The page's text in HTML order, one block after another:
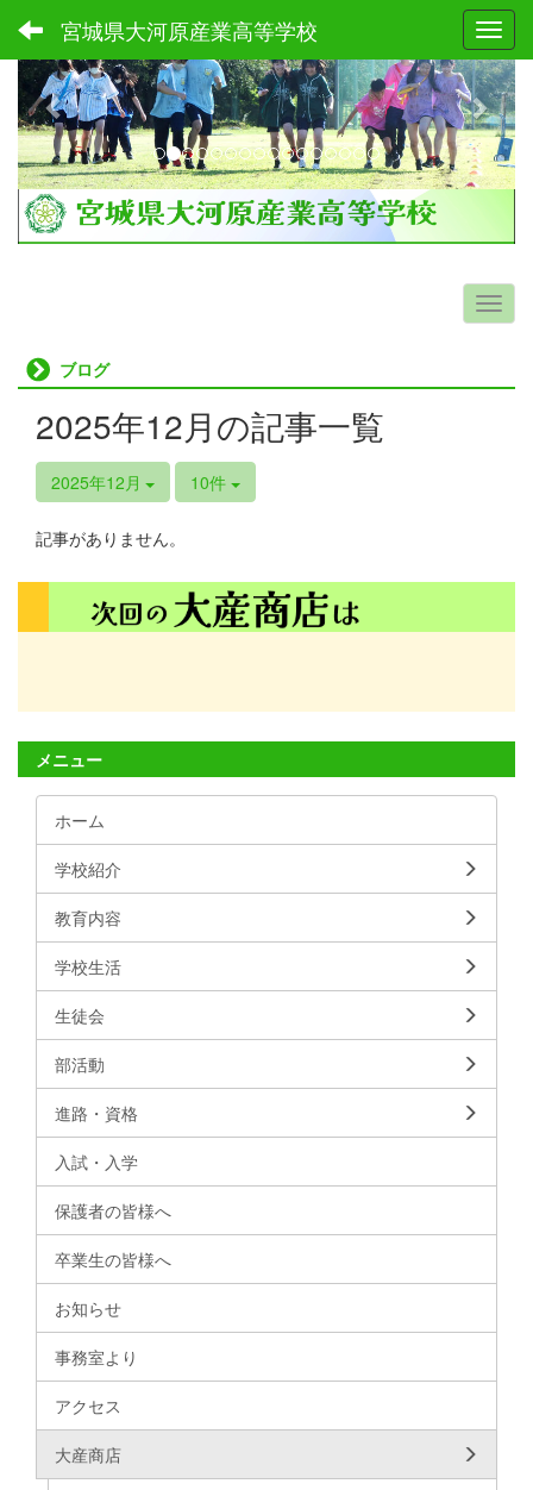
宮城県大河原産業高等学校
p
r
e
v
i
o
u
n
e
x
t
ブログ
2025年12月の記事一覧
2025年12月 10件
記事がありません。
メニュー
ホーム
学校紹介
教育内容
学校生活
生徒会
部活動
進路・資格
入試・入学
保護者の皆様へ
卒業生の皆様へ
お知らせ
事務室より
アクセス
大産商店